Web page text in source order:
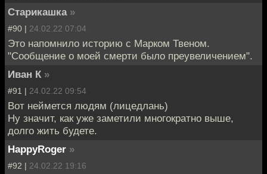
Старикашка »
#90 | 24.02.22 07:04
Это напомнило историю с Марком Твеном.
"Сообщение о моей смерти было преувеличением".
Иван К »
#91 | 24.02.22 09:54
Вот неймется людям (лицедлань)
Ну значит, как уже заметили многократно выше,
долго жить будете.
HappyRoger »
#92 | 24.02.22 19:16